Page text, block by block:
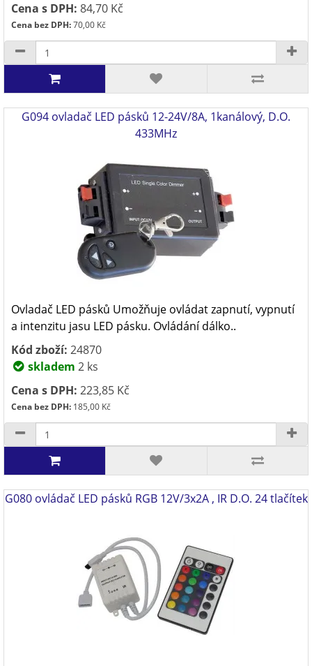
Cena s DPH: 84,70 Kč
Cena bez DPH:70,00 Kč
G094 ovladač LED pásků 12-24V/8A, 1kanálový, D.O.
433MHz
Ovladač LED pásků Umožňuje ovládat zapnutí, vypnutí
a intenzitu jasu LED pásku. Ovládání dálko..
Kód zboží: 24870
skladem 2 ks
Cena s DPH: 223,85 Kč
Cena bez DPH: 185,00 Kč
G080 ovládač LED pásků RGB 12V/3x2A , IR D.O. 24 tlačítek